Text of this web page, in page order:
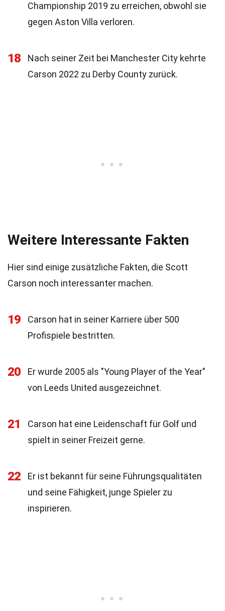
Championship 2019 zu erreichen, obwohl sie
gegen Aston Villa verloren.
18
Nach seiner Zeit bei Manchester City kehrte
Carson 2022 zu Derby County zurück.
Weitere Interessante Fakten
Hier sind einige zusätzliche Fakten, die Scott
Carson noch interessanter machen.
19
Carson hat in seiner Karriere über 500
Profispiele bestritten.
20
Er wurde 2005 als "Young Player of the Year"
von Leeds United ausgezeichnet.
21
Carson hat eine Leidenschaft für Golf und
spielt in seiner Freizeit gerne.
22
Er ist bekannt für seine Führungsqualitäten
und seine Fähigkeit, junge Spieler zu
inspirieren.